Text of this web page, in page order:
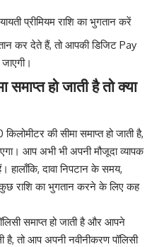
प्रीमियम राशि का भुगतान करें
कर देते हैं, तो आपकी डिजिट Pay
समाप्त हो जाती है तो क्या
की सीमा समाप्त हो जाती है,
आप अभी भी अपनी मौजूदा व्यापक
हालाँकि, दावा निपटान के समय,
राशि का भुगतान करने के लिए कह
समाप्त हो जाती है और आपने
तो आप अपनी नवीनीकरण पॉलिसी